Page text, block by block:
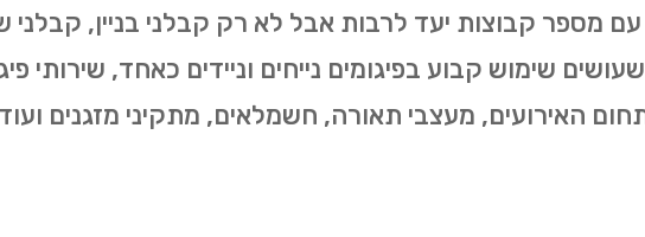
עם מספר קבוצות יעד לרבות אבל לא רק קבלני בניין, קבלני
שימוש קבוע בפיגומים נייחים וניידים כאחד, שירותי
תחום האירועים, מעצבי תאורה, חשמלאים, מתקיני מזגנים